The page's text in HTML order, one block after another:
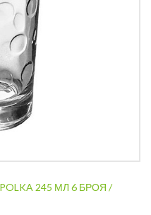
245 МЛ 6 БРОЯ /